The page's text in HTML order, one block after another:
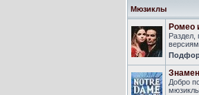
Мюзиклы
Ромео
Раздел,
Добро